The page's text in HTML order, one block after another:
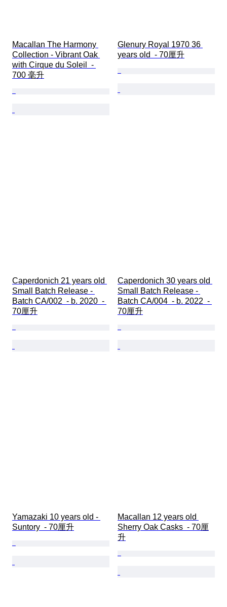
Macallan The Harmony
Collection - Vibrant Oak
with Cirque du Soleil  -
700 毫升
Glenury Royal 1970 36
years old  - 70厘升
Caperdonich 21 years old
Small Batch Release -
Batch CA/002  - b. 2020  -
70厘升
Caperdonich 30 years old
Small Batch Release -
Batch CA/004  - b. 2022  -
70厘升
Yamazaki 10 years old -
Suntory  - 70厘升
Macallan 12 years old
Sherry Oak Casks  - 70厘
升